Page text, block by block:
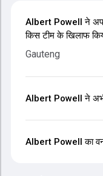
Albert Powell ने
किस टीम के खिलाफ
Gauteng
Albert Powell ने
Albert Powell का